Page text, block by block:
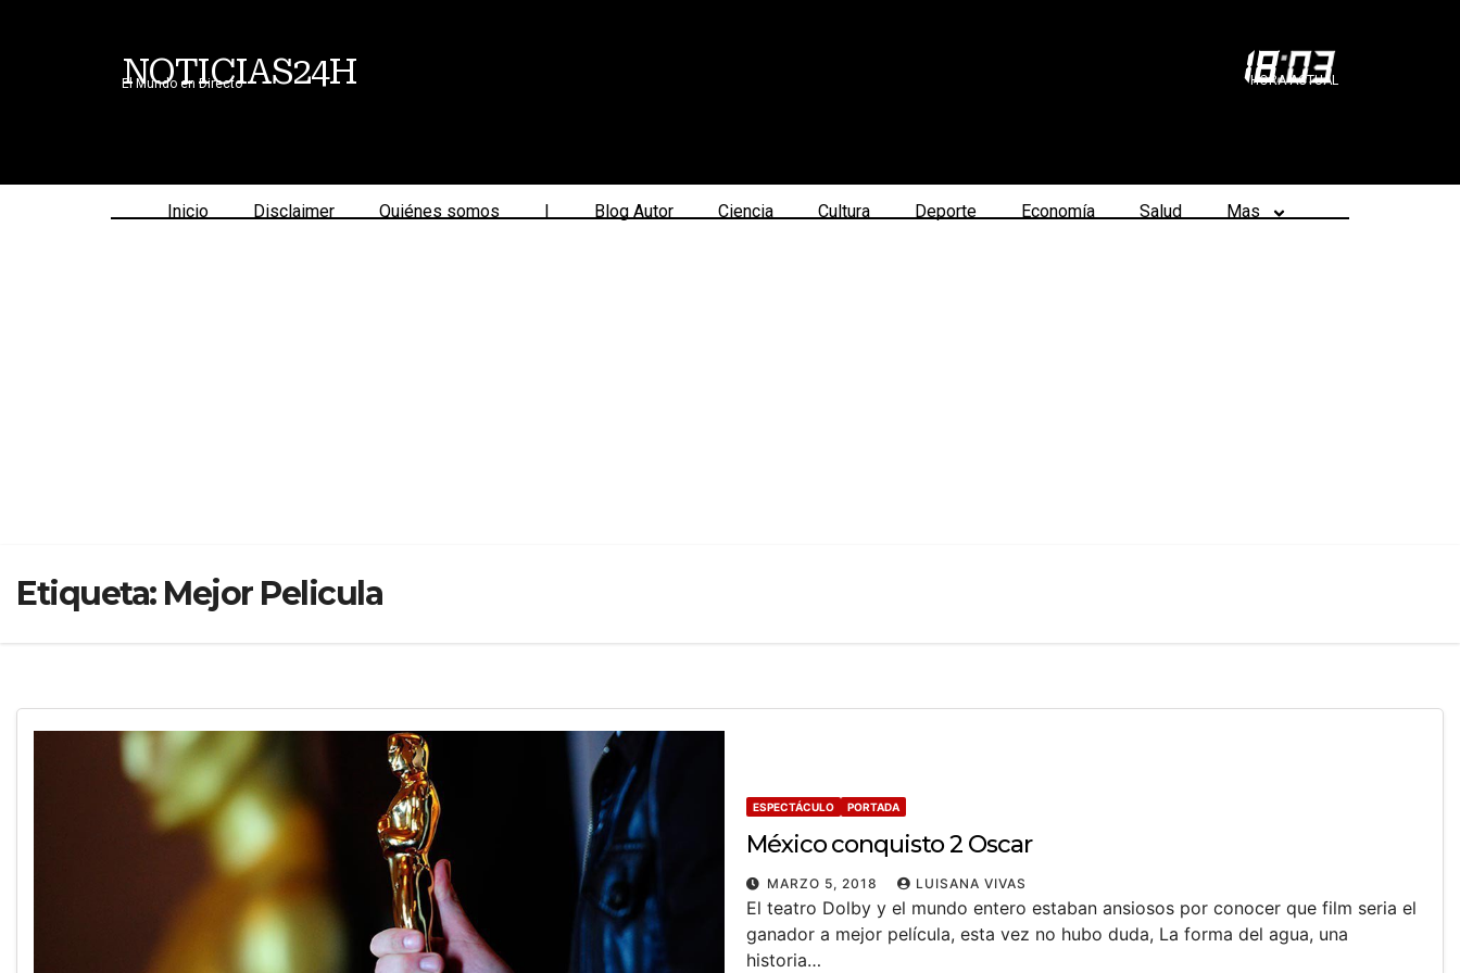
NOTICIAS24H
El Mundo en Directo 18:03
HORA ACTUAL
Inicio Disclaimer Quiénes somos | Blog Autor Ciencia Cultura Deporte Economía Salud Mas
Etiqueta: Mejor Pelicula
ESPECTÁCULO PORTADA
México conquisto 2 Oscar
MARZO 5, 2018 LUISANA VIVAS
El teatro Dolby y el mundo entero estaban ansiosos por conocer que film seria el
ganador a mejor película, esta vez no hubo duda, La forma del agua, una
historia…